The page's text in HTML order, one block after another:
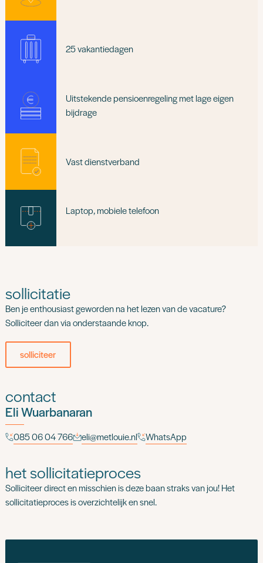
25 vakantiedagen
Uitstekende pensioenregeling met lage eigen
bijdrage
Vast dienstverband
Laptop, mobiele telefoon
sollicitatie
Ben je enthousiast geworden na het lezen van de vacature?
Solliciteer dan via onderstaande knop.
solliciteer
contact
Eli Wuarbanaran
085 06 04 766 eli@metlouie.nl WhatsApp
het sollicitatieproces
Solliciteer direct en misschien is deze baan straks van jou! Het
sollicitatieproces is overzichtelijk en snel.